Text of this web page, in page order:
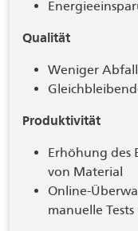
Qualität
Weniger Abfall
Produktivität
Erhöhung des
von Material
Online-
manuelle